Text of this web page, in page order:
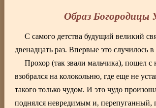
Образ Богородицы
С самого детства будущий великий
двенадцать раз. Впервые это случилось
Прохор (так звали мальчика), пошел
взобрался на колокольню, где еще не
такого только чудом. И это чудо
поднялся невредимым и, перепуганный,